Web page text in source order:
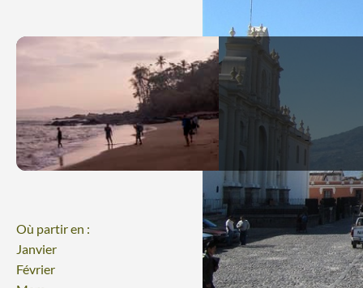
Où partir en :
Janvier
Février